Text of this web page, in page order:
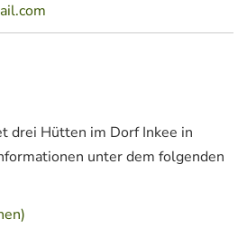
drei Hütten im Dorf Inkee in
unter dem folgenden